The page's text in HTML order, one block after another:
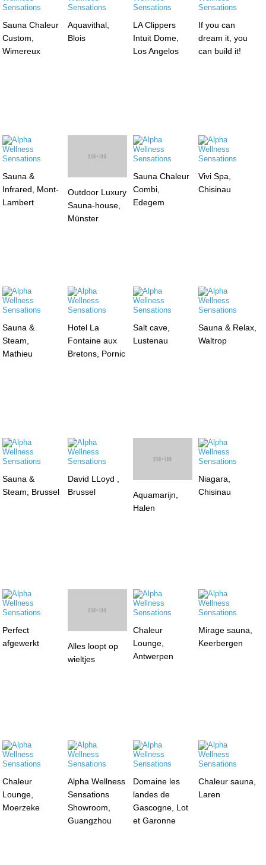
Sauna Chaleur
Custom,
Wimereux
Aquavithal,
Blois
LA Clippers
Intuit Dome,
Los Angelos
If you can
dream it, you
can build it!
Sauna &
Infrared, Mont-
Lambert
Outdoor Luxury
Sauna-house,
Münster
Sauna Chaleur
Combi,
Edegem
Vivi Spa,
Chisinau
Sauna &
Steam,
Mathieu
Hotel La
Fontaine aux
Bretons, Pornic
Salt cave,
Lustenau
Sauna & Relax,
Waltrop
Sauna &
Steam, Brussel
David LLoyd ,
Brussel
Aquamarijn,
Halen
Niagara,
Chisinau
Perfect
afgewerkt
Alles loopt op
wieltjes
Chaleur
Lounge,
Antwerpen
Mirage sauna,
Keerbergen
Chaleur
Lounge,
Moerzeke
Alpha Wellness
Sensations
Showroom,
Guangzhou
Domaine les
landes de
Gascogne, Lot
et Garonne
Chaleur sauna,
Laren